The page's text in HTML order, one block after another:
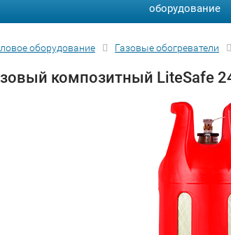
оборудование
оборудование Газовые обогреватели
композитный LiteSafe